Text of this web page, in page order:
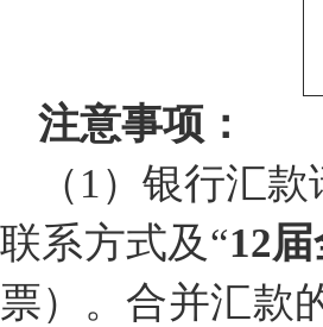
注意事项：
（1）银行汇
联系方式及“12
票）。合并汇款